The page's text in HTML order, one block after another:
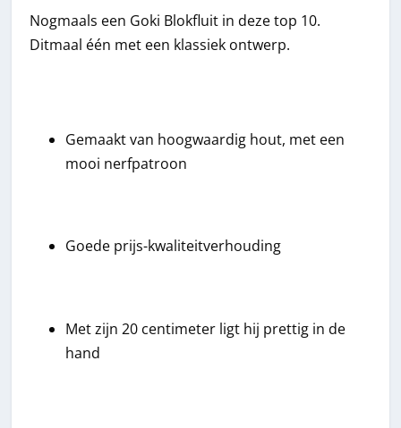
Nogmaals een Goki Blokfluit in deze top 10.
Ditmaal één met een klassiek ontwerp.
Gemaakt van hoogwaardig hout, met een
mooi nerfpatroon
Goede prijs-kwaliteitverhouding
Met zijn 20 centimeter ligt hij prettig in de
hand